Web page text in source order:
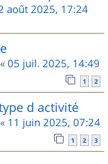
août 2025, 17:24
« 05 juil. 2025, 14:49
1 2
d activité
« 11 juin 2025, 07:24
1 2 3